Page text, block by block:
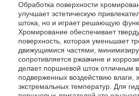
Обработка поверхности
улучшает эстетическую
штока, но и играет решающую
Хромирование обеспечивает
поверхность, которая уменьшает
движущимися частями,
сопротивляется ржавчине и
делает поршневой шток отличным
подверженных воздействию влаги,
экстремальных температур. Для